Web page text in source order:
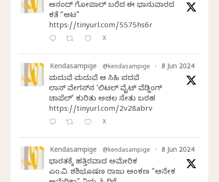
ಆನಂದ್‌ ಗೋಪಾಲ್‌ ಬರೆದ ಈ ಭಾನುವಾರದ
ಕತೆ “ಆಟ”
https://tinyurl.com/5575hs6r
X
Kendasampige @kendasampige · 8 Jun 2024
ಮದುವೆ ಮದುವೆ ಆ ಸಿಹಿ ಪದವೆ
ಲಾಸ್‌ ವೇಗಸ್‌ನ ‘ಲಿಟಲ್ ವೈಟ್ ವೆಡ್ಡಿಂಗ್
ಚಾಪೆಲ್’ ಕುರಿತು ಅಚಲ ಸೇತು ಬರಹ
https://tinyurl.com/2v28abrv
X
Kendasampige @kendasampige · 8 Jun 2024
ಭಾರತಕ್ಕೆ ಹತ್ತಿರವಾದ ಅಮೇರಿಕ
ಎಂ.ವಿ. ಶಶಿಭೂಷಣ ರಾಜು ಅಂಕಣ “ಅನೇಕ